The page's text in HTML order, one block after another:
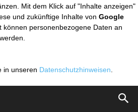
Mit dem Klick auf "Inhalte anzeigen"
und zukünftige Inhalte von Google
können personenbezogene Daten an
in unseren Datenschutzhinweisen